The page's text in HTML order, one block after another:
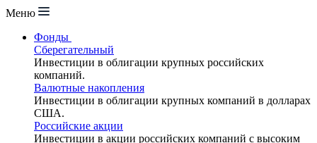
Меню
Фонды
Сберегательный
Инвестиции в облигации крупных российских
компаний.
Валютные накопления
Инвестиции в облигации крупных компаний в долларах
США.
Российские акции
Инвестиции в акции российских компаний с высоким